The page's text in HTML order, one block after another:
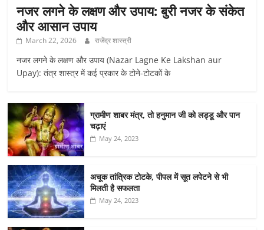
नजर लगने के लक्षण और उपाय: बुरी नजर के संकेत
और आसान उपाय
March 22, 2026 राजेंद्र शास्त्री
नजर लगने के लक्षण और उपाय (Nazar Lagne Ke Lakshan aur
Upay): तंत्र शास्त्र में कई प्रकार के टोने-टोटकों के
ग्रामीण शाबर मंत्र, तो हनुमान जी को लड्डू और पान
चढ़ाएं
May 24, 2023
अचूक तांत्रिक टोटके, पीपल में सूत लपेटने से भी
मिलती है सफलता
May 24, 2023